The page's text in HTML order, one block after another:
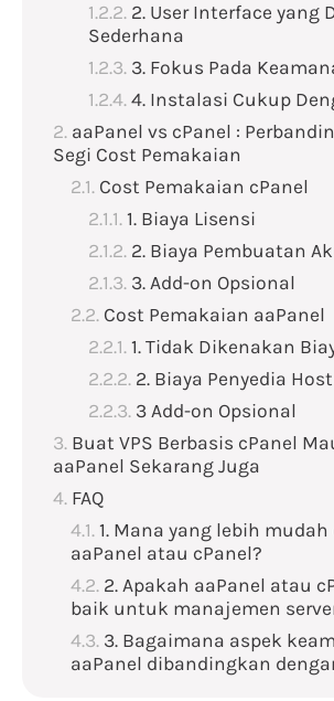
2. User Interface yang
Sederhana
3. Fokus Pada
4. Instalasi Cukup
aaPanel vs cPanel :
Segi Cost Pemakaian
Cost Pemakaian cPanel
1. Biaya Lisensi
2. Biaya Pembuatan
3. Add-on Opsional
Cost Pemakaian aaPanel
1. Tidak Dikenakan
2. Biaya Penyedia
3 Add-on Opsional
Buat VPS Berbasis cPanel
aaPanel Sekarang Juga
FAQ
1. Mana yang lebih
aaPanel atau cPanel?
2. Apakah aaPanel atau
baik untuk manajemen
3. Bagaimana aspek
aaPanel dibandingkan